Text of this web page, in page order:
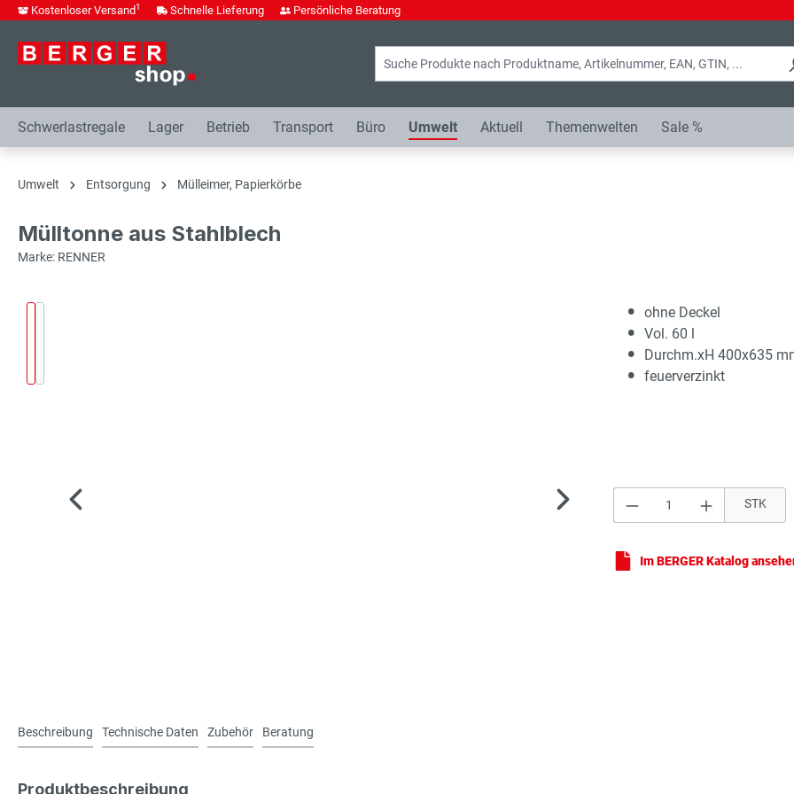
Zur Hauptnavigation springen
Kostenloser Versand1 Schnelle Lieferung Persönliche Beratung
Schwerlastregale Lager Betrieb Transport Büro Umwelt Aktuell Themenwelten Sale %
Umwelt Entsorgung Mülleimer, Papierkörbe
Mülltonne aus Stahlblech
Marke: RENNER
ohne Deckel
Vol. 60 l
Durchm.xH 400x635
feuerverzinkt
Produkt Anzahl:
STK
Im BERGER Katalog
Beschreibung Technische Daten Zubehör Beratung
Produktbeschreibung